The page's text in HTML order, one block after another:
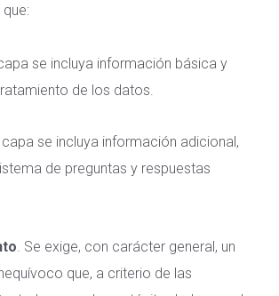
se incluya información básica y
de los datos.
capa se incluya información adicional,
de preguntas y respuestas
. Se exige, con carácter general, un
que, a criterio de las